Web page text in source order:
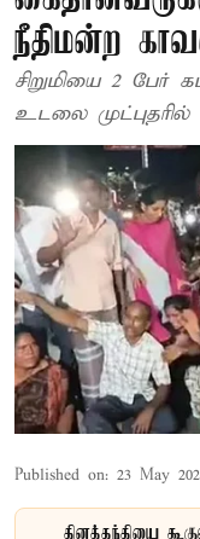
நீதிமன்ற
சிறுமியை 2 பேர்
உடலை முட்புதரில்
Published on: 23 May
தினத்தந்தியை